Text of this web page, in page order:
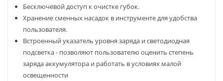
Бесключевой доступ к очистке губок.
Хранение сменных насадок в инструменте для удобства
пользователя.
Встроенный указатель уровня заряда и светодиодная
подсветка - позволяют пользователю оценить степень
заряда аккумулятора и работать в условиях малой
освещенности